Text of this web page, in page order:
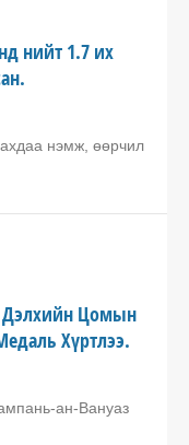
нийт 1.7 их
нэмж, өөрчил
Дэлхийн Цомын
Хүртлээ.
ан-Вануаз